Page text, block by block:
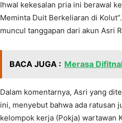
Ihwal kekesalan pria ini berawal
Meminta Duit Berkeliaran di
muncul tanggapan dari akun Asri
BACA JUGA : Merasa
Dalam komentarnya, Asri yang
ini, menyebut bahwa ada ratusan
kelompok kerja (Pokja) wartawan